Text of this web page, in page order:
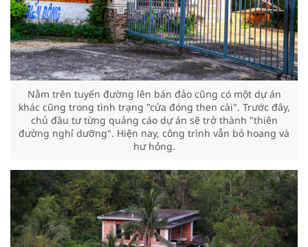
Nằm trên tuyến đường lên bán đảo cũng có một dự án
khác cũng trong tình trạng "cửa đóng then cài". Trước đây,
chủ đầu tư từng quảng cáo dự án sẽ trở thành "thiên
đường nghỉ dưỡng". Hiện nay, công trình vẫn bỏ hoang và
hư hỏng.